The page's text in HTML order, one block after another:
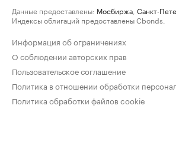
Данные предоставлены: Мосбиржа Санкт-
Индексы облигаций предоставлены Cbonds.
Информация об ограничениях
О соблюдении авторских прав
Пользовательское соглашение
Политика в отношении обработки
Политика обработки файлов cookie